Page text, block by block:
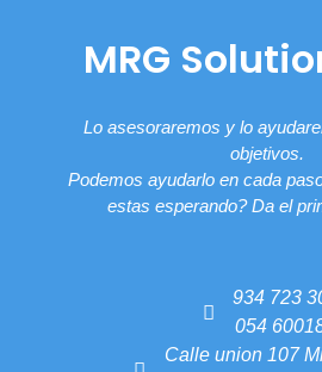
MRG
Lo asesoraremos y lo
objetivos.
Podemos ayudarlo en cada
estas esperando? Da el
934 723
054
Calle union 107